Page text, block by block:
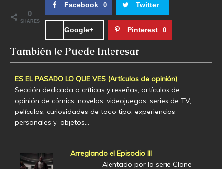
0
SHARES
Facebook 0 Twitter
Google+ Pinterest 0
También te Puede Interesar
ES EL PASADO LO QUE VES (Artículos de opinión)
Sección dedicada a críticas y reseñas, artículos de
opinión de cómics, novelas, videojuegos, series de TV,
películas, curiosidades de todo tipo, experiencias
personales y objetos…
Arreglando el Episodio III
Alentado por la serie Clone